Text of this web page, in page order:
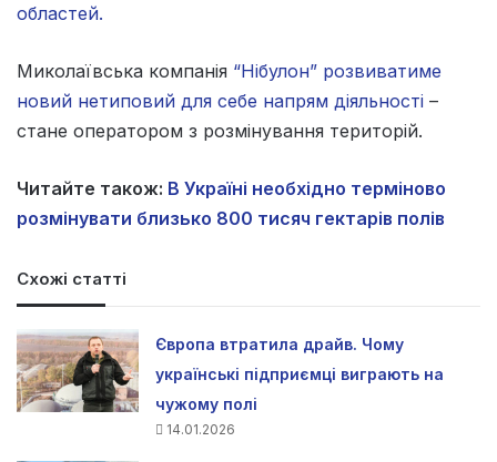
областей.
Миколаївська компанія “Нібулон” розвиватиме
новий нетиповий для себе напрям діяльності –
стане оператором з розмінування територій.
Читайте також: В Україні необхідно терміново
розмінувати близько 800 тисяч гектарів полів
Схожі статті
Європа втратила драйв. Чому
українські підприємці виграють на
чужому полі
14.01.2026